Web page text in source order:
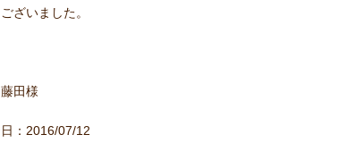
ざいました。
田様
：2016/07/12